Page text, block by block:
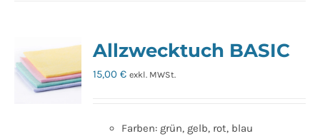
Allzwecktuch BASIC
15,00€ exkl. MWSt.
Farben: grün, gelb, rot, blau